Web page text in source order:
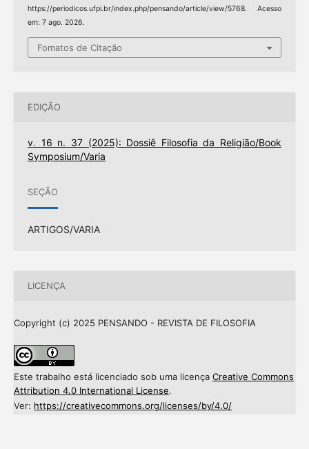
https://periodicos.ufpi.br/index.php/pensando/article/view/5768. Acesso
em: 7 ago. 2026.
Fomatos de Citação
EDIÇÃO
v. 16 n. 37 (2025): Dossiê Filosofia da Religião/Book
Symposium/Varia
SEÇÃO
ARTIGOS/VARIA
LICENÇA
Copyright (c) 2025 PENSANDO - REVISTA DE FILOSOFIA
Este trabalho está licenciado sob uma licença Creative Commons
Attribution 4.0 International License.
Ver: https://creativecommons.org/licenses/by/4.0/